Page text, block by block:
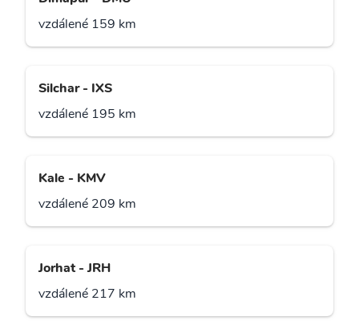
vzdálené 159 km
Silchar - IXS
vzdálené 195 km
Kale - KMV
vzdálené 209 km
Jorhat - JRH
vzdálené 217 km